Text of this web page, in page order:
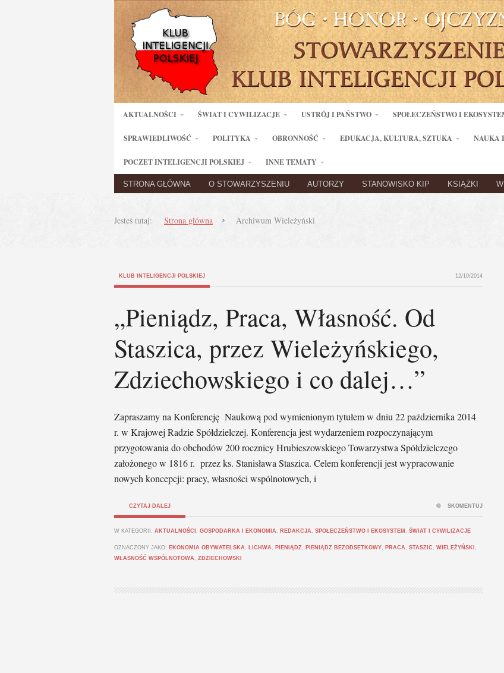
AKTUALNOŚCI ŚWIAT I CYWILIZACJE USTRÓJ I PAŃSTWO SPOŁECZEŃSTWO I
SPRAWIEDLIWOŚĆ POLITYKA OBRONNOŚĆ EDUKACJA, KULTURA, SZTUKA NAUKA
POCZET INTELIGENCJI POLSKIEJ INNE TEMATY
STRONA GŁÓWNA O STOWARZYSZENIU AUTORZY STANOWISKO KIP KSIĄŻKI
Jesteś tutaj: Strona główna Archiwum Wieleżyński
KLUB INTELIGENCJI POLSKIEJ 12/10/2014
„Pieniądz, Praca, Własność. Od
Staszica, przez Wieleżyńskiego,
Zdziechowskiego i co dalej…”
Zapraszamy na Konferencję Naukową pod wymienionym tytułem w dniu 22 października 2014
r. w Krajowej Radzie Spółdzielczej. Konferencja jest wydarzeniem rozpoczynającym
przygotowania do obchodów 200 rocznicy Hrubieszowskiego Towarzystwa Spółdzielczego
założonego w 1816 r. przez ks. Stanisława Staszica. Celem konferencji jest wypracowanie
nowych koncepcji: pracy, własności wspólnotowych, i
CZYTAJ DALEJ
W KATEGORII: AKTUALNOŚCI , GOSPODARKA I EKONOMIA , REDAKCJA , SPOŁECZEŃSTWO I EKOSYSTEM , ŚWIAT I CYWILIZACJE
OZNACZONY JAKO: EKONOMIA OBYWATELSKA , LICHWA , PIENIĄDZ, PIENIĄDZ BEZODSETKOWY, PRACA , STASZIC , WIELEŻYŃSKI ,
WŁASNOŚĆ WSPÓLNOTOWA , ZDZIECHOWSKI
SKOMENTUJ